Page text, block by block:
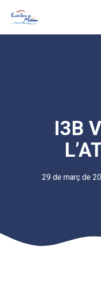
I3B
29 de març de